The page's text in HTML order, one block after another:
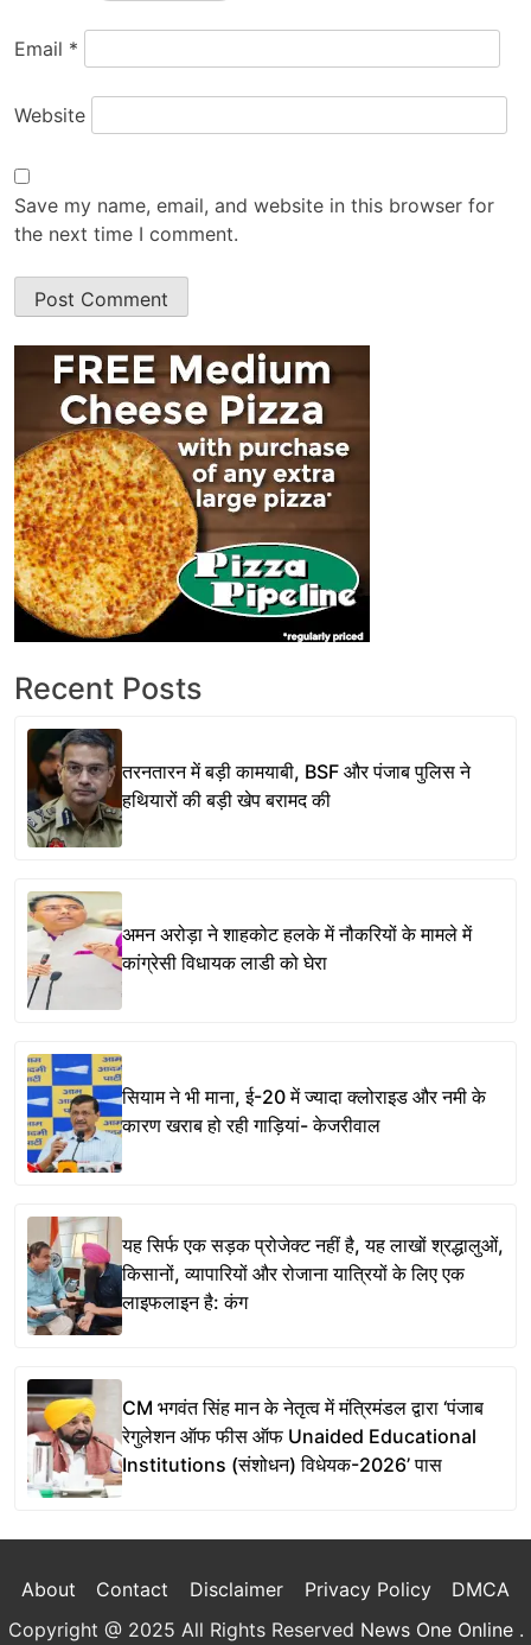
Email *
Website
Save my name, email, and website in this browser for
the next time I comment.
Recent Posts
तरनतारन में बड़ी कामयाबी, BSF और पंजाब पुलिस ने
हथियारों की बड़ी खेप बरामद की
अमन अरोड़ा ने शाहकोट हलके में नौकरियों के मामले में
कांग्रेसी विधायक लाडी को घेरा
सियाम ने भी माना, ई-20 में ज्यादा क्लोराइड और नमी के
कारण खराब हो रही गाड़ियां- केजरीवाल
यह सिर्फ एक सड़क प्रोजेक्ट नहीं है, यह लाखों श्रद्धालुओं,
किसानों, व्यापारियों और रोजाना यात्रियों के लिए एक
लाइफलाइन है: कंग
CM भगवंत सिंह मान के नेतृत्व में मंत्रिमंडल द्वारा ‘पंजाब
रेगुलेशन ऑफ फीस ऑफ Unaided Educational
Institutions (संशोधन) विधेयक-2026’ पास
About Contact Disclaimer Privacy Policy
DMCA
Copyright @ 2025 All Rights Reserved News One Online .